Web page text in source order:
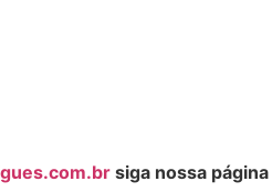
siga nossa